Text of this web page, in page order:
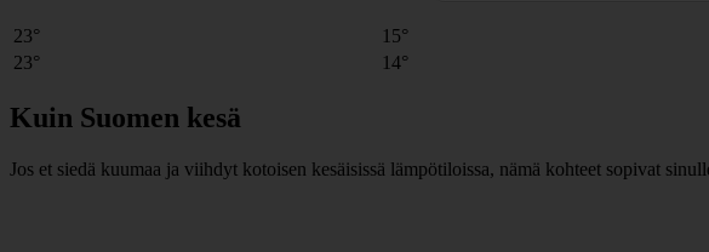
23°
15°
23°
14°
Kuin Suomen kesä
Jos et siedä kuumaa ja viihdyt kotoisen kesäisissä lämpötiloissa, nämä kohteet sopivat